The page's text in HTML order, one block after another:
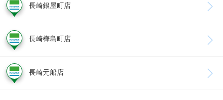
長崎銀屋町店
長崎樺島町店
長崎元船店